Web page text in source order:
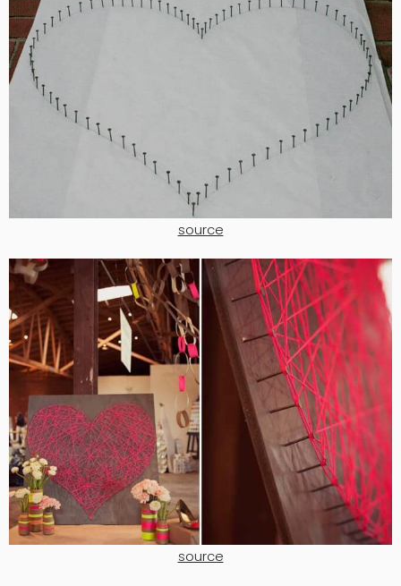
source
source